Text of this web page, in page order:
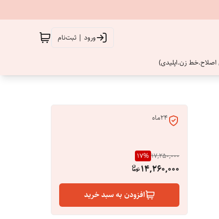
ورود | ثبت‌نام
زن.اپلیدی)
24ماه
17,250,000
17%
14,260,000
افزودن به سبد خرید